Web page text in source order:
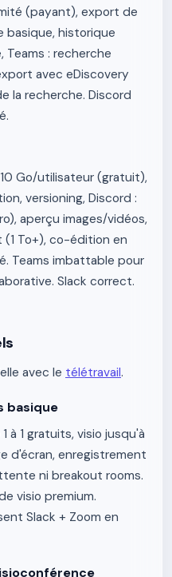
(payant), export de
basique, historique
: recherche
avec eDiscovery
la recherche. Discord
Go/utilisateur (gratuit),
versioning, Discord :
aperçu images/vidéos,
(1 To+), co-édition en
Teams imbattable pour
Slack correct.
avec le télétravail.
basique
à 1 gratuits, visio jusqu'à
d'écran, enregistrement
ni breakout rooms.
visio premium.
Slack + Zoom en